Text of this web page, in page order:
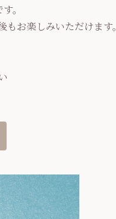
。
お楽しみいただけます。